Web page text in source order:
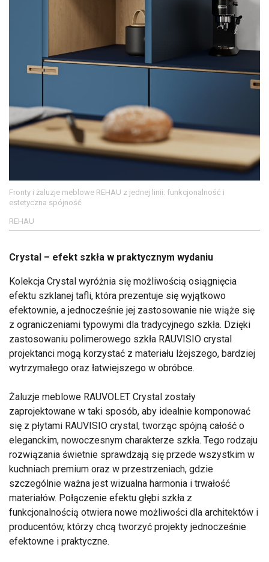
Fronty i żaluzje meblowe REHAU z jednej linii: funkcjonalność i
estetyczna spójność
REHAU
Crystal – efekt szkła w praktycznym wydaniu
Kolekcja Crystal wyróżnia się możliwością osiągnięcia
efektu szklanej tafli, która prezentuje się wyjątkowo
efektownie, a jednocześnie jej zastosowanie nie wiąże się
z ograniczeniami typowymi dla tradycyjnego szkła. Dzięki
zastosowaniu polimerowego szkła RAUVISIO crystal
projektanci mogą korzystać z materiału lżejszego, bardziej
wytrzymałego oraz łatwiejszego w obróbce.
Żaluzje meblowe RAUVOLET Crystal zostały
zaprojektowane w taki sposób, aby idealnie komponować
się z płytami RAUVISIO crystal, tworząc spójną całość o
eleganckim, nowoczesnym charakterze szkła. Tego rodzaju
rozwiązania świetnie sprawdzają się przede wszystkim w
kuchniach premium oraz w przestrzeniach, gdzie
szczególnie ważna jest wizualna harmonia i trwałość
materiałów. Połączenie efektu głębi szkła z
funkcjonalnością otwiera nowe możliwości dla architektów i
producentów, którzy chcą tworzyć projekty jednocześnie
efektowne i praktyczne.